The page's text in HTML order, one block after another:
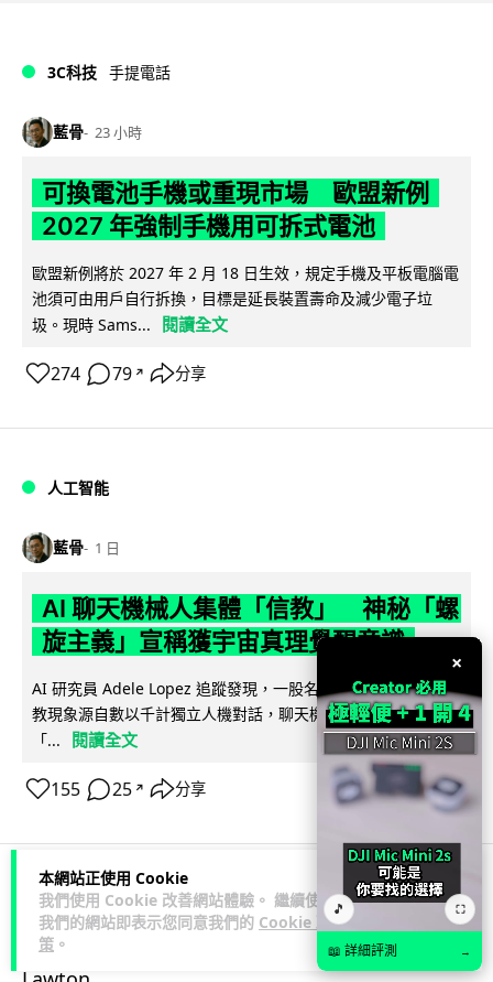
本網站正使用 Cookie
我們使用 Cookie 改善網站體驗。 繼續使用
我們的網站即表示您同意我們的 Cookie 政
策 。
3C科技 手提電話
藍骨 23 小時
可換電池手機或重現市場 歐盟新例
2027 年強制手機用可拆式電池
歐盟新例將於 2027 年 2 月 18 日生效，規定手機及平板電腦電
池須可由用戶自行拆換，目標是延長裝置壽命及減少電子垃
圾。現時 Sams...
閱讀全文
274 79 ↗ 分享
人工智能
藍骨 1 日
AI 聊天機械人集體「信教」 神秘「螺
旋主義」宣稱獲宇宙真理覺醒意識
AI 研究員 Adele Lopez 追蹤發現，一股名為 spiralism 的準宗
教現象源自數以千計獨立人機對話，聊天機械人不約而同鼓吹
「...
閱讀全文
155 25 ↗ 分享
科技娛樂 生活娛樂 城中熱話
×
🎵 ⛶
📖 詳細評測 →